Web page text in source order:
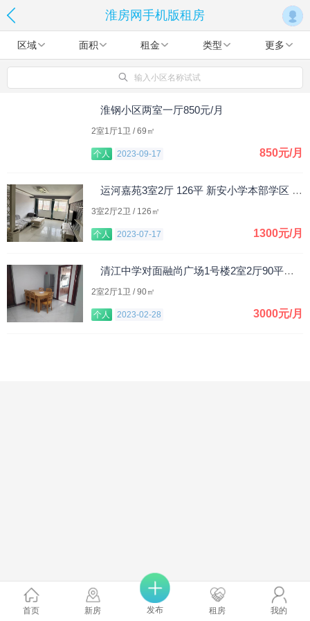
淮房网手机版租房
区域 面积 租金 类型 更多
输入小区名称试试
淮钢小区两室一厅850元/月
2室1厅1卫 / 69㎡
个人 2023-09-17 850元/月
运河嘉苑3室2厅 126平 新安小学本部学区 1300元/月
3室2厅2卫 / 126㎡
个人 2023-07-17 1300元/月
清江中学对面融尚广场1号楼2室2厅90平米，整租。
2室2厅1卫 / 90㎡
个人 2023-02-28 3000元/月
首页 新房 发布 租房 我的